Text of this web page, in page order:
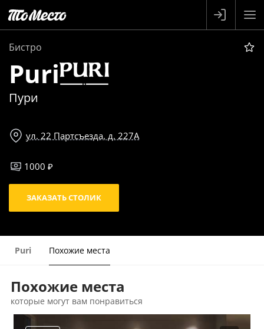
Бистро
Puri
Пури
ул. 22 Партсъезда, д. 227А
1000 ₽
ЗАКАЗАТЬ СТОЛИК
Puri Похожие места
Похожие места
которые могут вам понравиться